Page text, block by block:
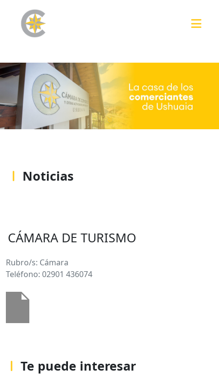
Noticias
CÁMARA DE TURISMO
Rubro/s: Cámara
Teléfono: 02901 436074
Te puede interesar